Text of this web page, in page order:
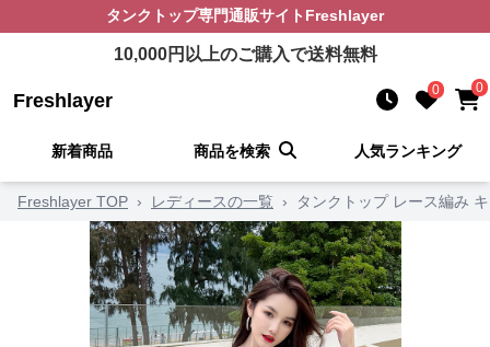
タンクトップ専門通販サイト Freshlayer
10,000円以上のご購入で送料無料
Freshlayer 0 0
新着商品 商品を検索 人気ランキング
Freshlayer TOP › レディースの一覧 › タンクトップ レース編み